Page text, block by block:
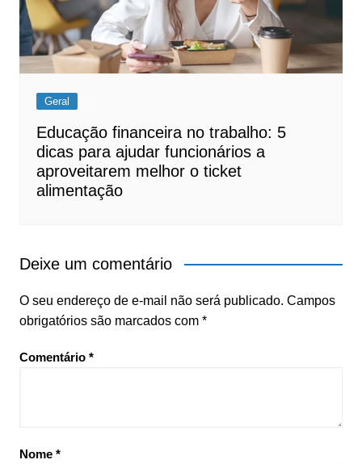
Geral
Educação financeira no trabalho: 5
dicas para ajudar funcionários a
aproveitarem melhor o ticket
alimentação
Deixe um comentário
O seu endereço de e-mail não será publicado. Campos
obrigatórios são marcados com *
Comentário *
Nome *